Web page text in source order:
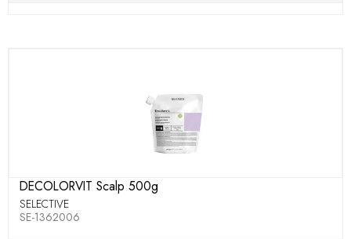
DECOLORVIT Scalp 500g
SELECTIVE
SE-1362006